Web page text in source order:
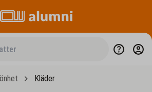
Kläder